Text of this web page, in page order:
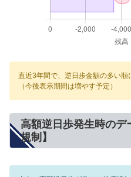
直近3年間で、逆日歩金額の多い順
（今後表示期間は増やす予定）
高額逆日歩発生時のデ
規制】